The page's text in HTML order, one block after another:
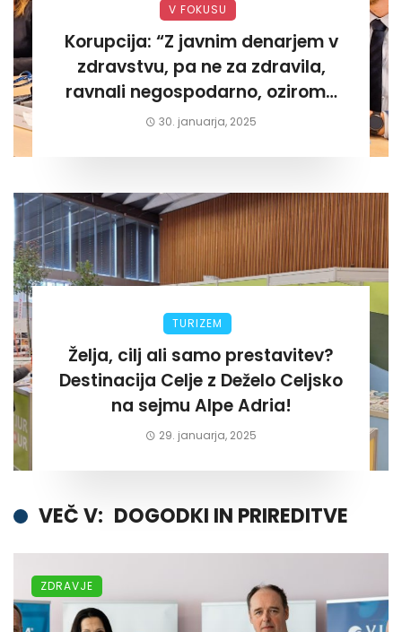
V FOKUSU
Korupcija: “Z javnim denarjem v
zdravstvu, pa ne za zdravila,
ravnali negospodarno, oziroma
za lastni žep. Tokrat na Žalskem«
30. januarja, 2025
TURIZEM
Želja, cilj ali samo prestavitev?
Destinacija Celje z Deželo Celjsko
na sejmu Alpe Adria!
29. januarja, 2025
VEČ V: DOGODKI IN PRIREDITVE
ZDRAVJE